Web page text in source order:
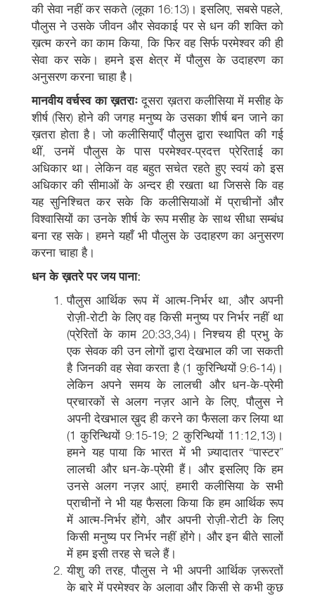
की सेवा नहीं कर सकते (लूका 16:13)। इसलिए, सबसे पहले,
पौलुस ने उसके जीवन और सेवकाई पर से धन की शक्ति को
ख़त्म करने का काम किया, कि फिर वह सिर्फ परमेश्वर की ही
सेवा कर सके। हमने इस क्षेत्र में पौलुस के उदाहरण का
अनुसरण करना चाहा है।
मानवीय वर्चस्व का ख़तराःदूसरा ख़तरा कलीसिया में मसीह के
शीर्ष (सिर) होने की जगह मनुष्य के उसका शीर्ष बन जाने का
ख़तरा होता है। जो कलीसियाएँ पौलुस द्वारा स्थापित की गई
थीं, उनमें पौलुस के पास परमेश्वर-प्रदत्त प्रेरिताई का
अधिकार था। लेकिन वह बहुत सचेत रहते हुए स्वयं को इस
अधिकार की सीमाओं के अन्दर ही रखता था जिससे कि वह
यह सुनिश्चित कर सके कि कलीसियाओं में प्राचीनों और
विश्वासियों का उनके शीर्ष के रूप मसीह के साथ सीधा सम्बंध
बना रह सके। हमने यहाँ भी पौलुस के उदाहरण का अनुसरण
करना चाहा है।
धन के ख़तरे पर जय पाना:
पौलुस आर्थिक रूप में आत्म-निर्भर था, और अपनी
रोज़ी-रोटी के लिए वह किसी मनुष्य पर निर्भर नहीं था
(प्रेरितों के काम 20:33,34)। निश्चय ही प्रभु के
एक सेवक की उन लोगों द्वारा देखभाल की जा सकती
है जिनकी वह सेवा करता है (1 कुरिन्थियों 9:6-14)।
लेकिन अपने समय के लालची और धन-के-प्रेमी
प्रचारकों से अलग नज़र आने के लिए, पौलुस ने
अपनी देखभाल ख़ुद ही करने का फैसला कर लिया था
(1 कुरिन्थियों 9:15-19; 2 कुरिन्थियों 11:12,13)।
हमने यह पाया कि भारत में भी ज़्यादातर “पास्टर”
लालची और धन-के-प्रेमी हैं। और इसलिए कि हम
उनसे अलग नज़र आएं, हमारी कलीसिया के सभी
प्राचीनों ने भी यह फैसला किया कि हम आर्थिक रूप
में आत्म-निर्भर होंगे, और अपनी रोज़ी-रोटी के लिए
किसी मनुष्य पर निर्भर नहीं होंगे। और इन बीते सालों
में हम इसी तरह से चले हैं।
यीशु की तरह, पौलुस ने भी अपनी आर्थिक ज़रूरतों
के बारे में परमेश्वर के अलावा और किसी से कभी कुछ